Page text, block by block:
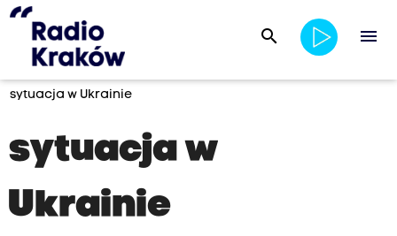
search menu
sytuacja w Ukrainie
sytuacja w
Ukrainie